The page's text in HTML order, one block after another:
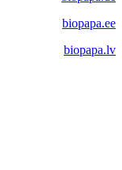
biopapa.ee
biopapa.lv